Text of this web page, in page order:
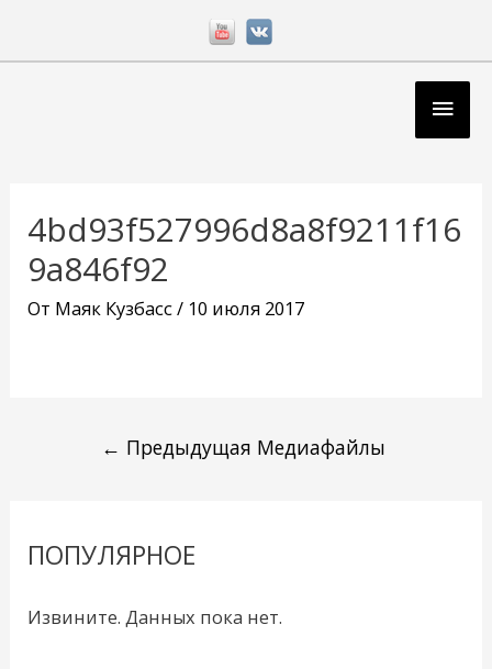
4bd93f527996d8a8f9211f16
9a846f92
От Маяк Кузбасс/ 10 июля 2017
записям
← Предыдущая Медиафайлы
ПОПУЛЯРНОЕ
Извините. Данных пока нет.